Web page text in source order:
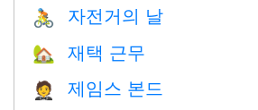
🚴 자전거의 날
🏡 재택 근무
🤵 제임스 본드